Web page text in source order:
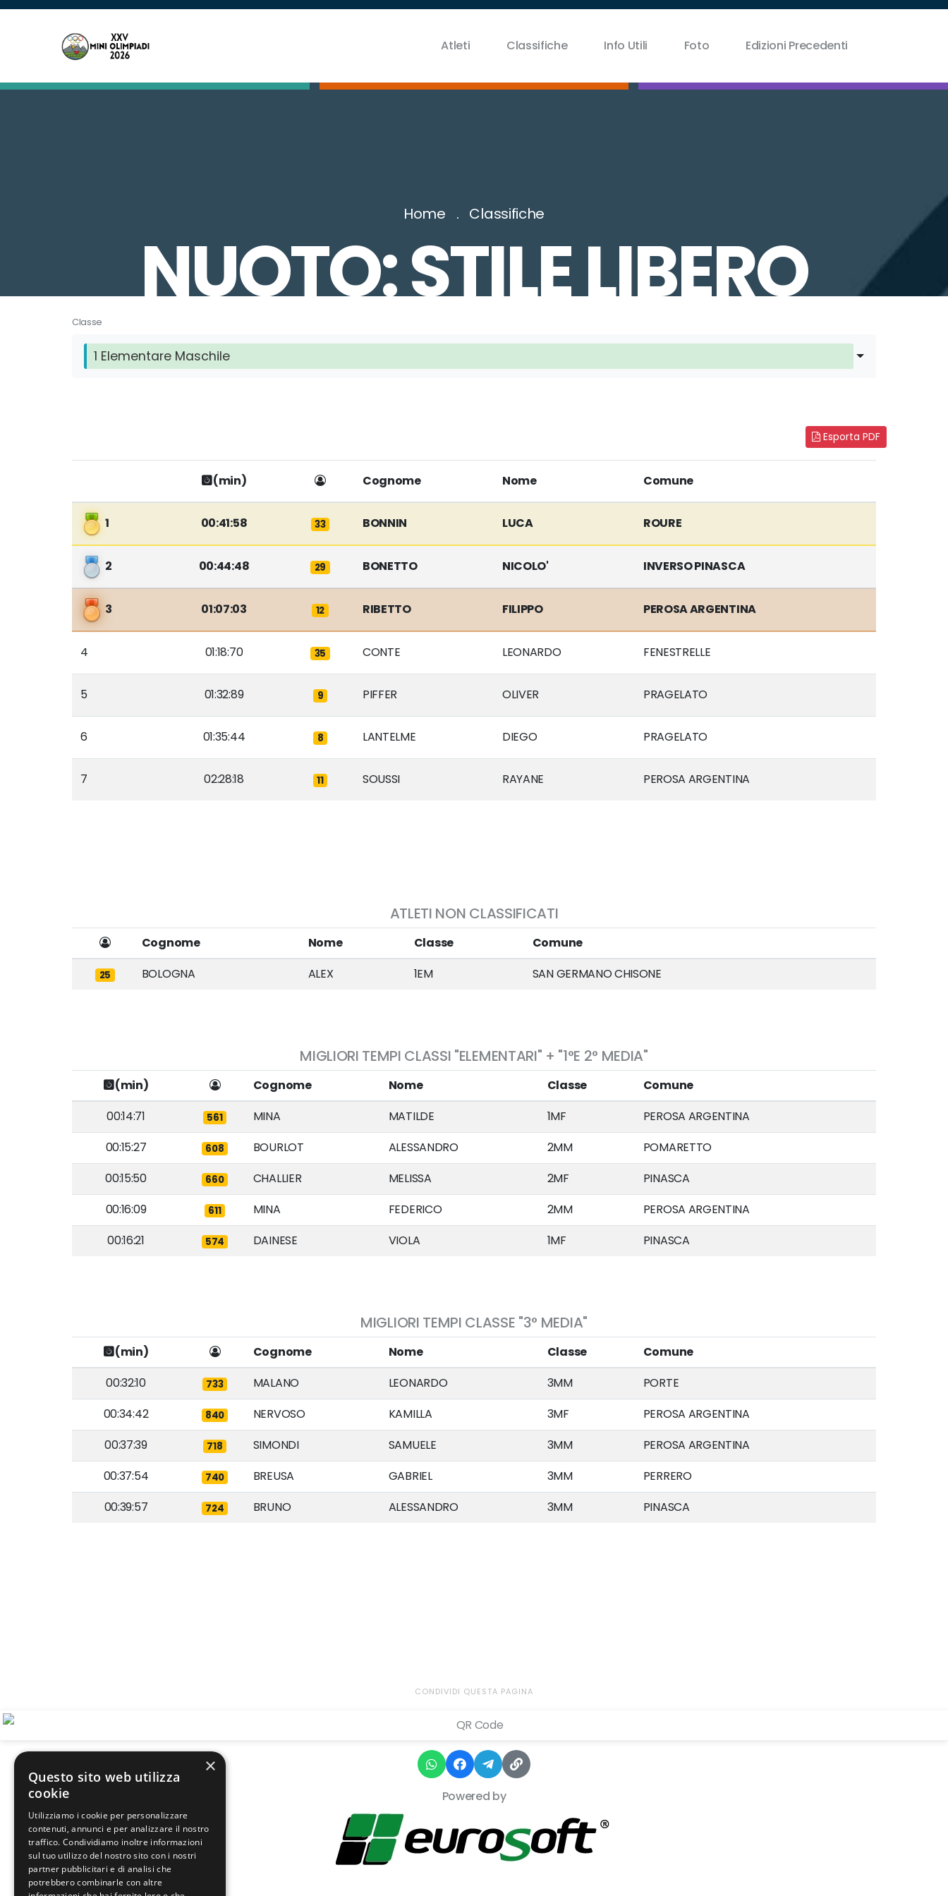
Atleti Classifiche Info Utili Foto Edizioni Precedenti
Home Classifiche
NUOTO: STILE LIBERO
Classe
1 Elementare Maschile
Esporta PDF
(min) Cognome Nome Comune
1 00:41:58 33 BONNIN LUCA ROURE
2 00:44:48 29 BONETTO NICOLO' INVERSO PINASCA
3 01:07:03 12 RIBETTO FILIPPO PEROSA ARGENTINA
4 01:18:70 35 CONTE LEONARDO FENESTRELLE
5 01:32:89 9 PIFFER OLIVER PRAGELATO
6 01:35:44 8 LANTELME DIEGO PRAGELATO
7 02:28:18 11 SOUSSI RAYANE PEROSA ARGENTINA
ATLETI NON CLASSIFICATI
Cognome Nome Classe Comune
25 BOLOGNA ALEX 1EM SAN GERMANO CHISONE
MIGLIORI TEMPI CLASSI "ELEMENTARI" + "1°E 2° MEDIA"
(min) Cognome Nome Classe
Comune
00:14:71
561 MINA MATILDE 1MF
PEROSA ARGENTINA
00:15:27
608 BOURLOT ALESSANDRO 2MM
POMARETTO
00:15:50
660 CHALLIER MELISSA 2MF
PINASCA
00:16:09
611 MINA FEDERICO 2MM
PEROSA ARGENTINA
00:16:21
574 DAINESE VIOLA 1MF PINASCA
MIGLIORI TEMPI CLASSE "3° MEDIA"
(min) Cognome Nome Classe
Comune
00:32:10
733 MALANO LEONARDO 3MM
PORTE
00:34:42
840 NERVOSO KAMILLA 3MF
PEROSA ARGENTINA
00:37:39
718 SIMONDI SAMUELE 3MM
PEROSA ARGENTINA
00:37:54
740 BREUSA GABRIEL 3MM
PERRERO
00:39:57
724 BRUNO ALESSANDRO 3MM PINASCA
CONDIVIDI QUESTA PAGINA
Powered by
×
Questo sito web utilizza
cookie
Utilizziamo i cookie per personalizzare
contenuti, annunci e per analizzare il nostro
traffico. Condividiamo inoltre informazioni
sul tuo utilizzo del nostro sito con i nostri
partner pubblicitari e di analisi che
potrebbero combinarle con altre